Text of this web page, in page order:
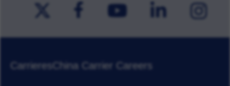
CarrieresChina Carrier Careers